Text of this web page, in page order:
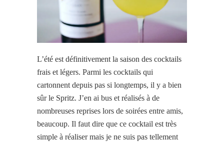
L’été est définitivement la saison des cocktails
frais et légers. Parmi les cocktails qui
cartonnent depuis pas si longtemps, il y a bien
sûr le Spritz. J’en ai bus et réalisés à de
nombreuses reprises lors de soirées entre amis,
beaucoup. Il faut dire que ce cocktail est très
simple à réaliser mais je ne suis pas tellement